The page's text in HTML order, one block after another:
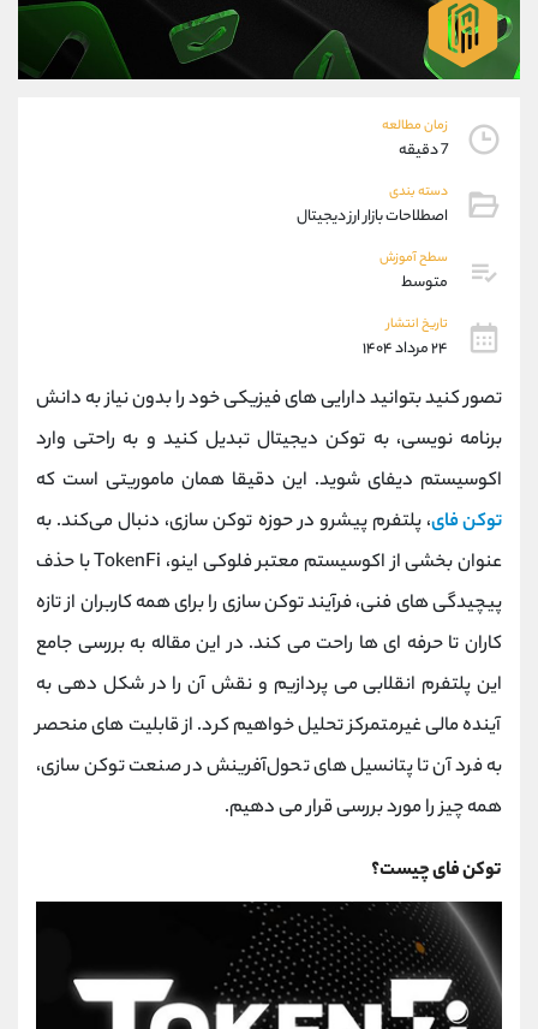
زمان مطالعه
7 دقیقه
دسته بندی
اصطلاحات بازار ارز دیجیتال
سطح آموزش
متوسط
تاریخ انتشار
۲۴ مرداد ۱۴۰۴
تصور کنید بتوانید دارایی‌ های فیزیکی خود را بدون نیاز به دانش
برنامه ‌نویسی، به توکن دیجیتال تبدیل کنید و به راحتی وارد
اکوسیستم دیفای شوید. این دقیقا همان ماموریتی است که
توکن فای، پلتفرم پیشرو در حوزه توکن ‌سازی، دنبال می‌کند. به
عنوان بخشی از اکوسیستم معتبر فلوکی اینو، TokenFi با حذف
پیچیدگی ‌های فنی، فرآیند توکن‌ سازی را برای همه کاربران از تازه
‌کاران تا حرفه ‌ای ‌ها راحت می کند. در این مقاله به بررسی جامع
این پلتفرم انقلابی می ‌پردازیم و نقش آن را در شکل‌ دهی به
آینده مالی غیرمتمرکز تحلیل خواهیم کرد. از قابلیت ‌های منحصر
به فرد آن تا پتانسیل‌ های تحول‌آفرینش در صنعت توکن ‌سازی،
همه‌ چیز را مورد بررسی قرار می ‌دهیم.
توکن فای چیست؟
09101364784
واتساپ شروع گفتگو
تلگرام @Armteam_admin_104
پشتیبان فروش
موبایل
اطلاعات تماس
تلفن 021-22021030
021-22021040
بدون پیش شماره
اینستاگرام @alireza.mehrabii
کانال تلگرام @alirezamehrabi_com
@alirezamehrabi_official